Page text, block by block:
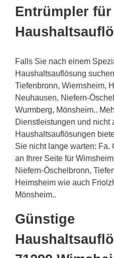
Entrümpler für
Falls Sie nach einem
Haushaltsauflösung
Tiefenbronn, Wiernsheim,
Neuhausen, Niefern-
Wurmberg, Mönsheim..
Dienstleistungen und nicht
Haushaltsauflösungen
Sie nicht lange warten:
an Ihrer Seite für
Niefern-Öschelbronn,
Heimsheim wie auch
Mönsheim..
Günstige